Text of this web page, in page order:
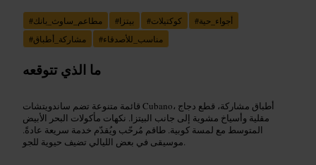
#مطاعم_ساوث_بانك #بيتزا #كوكتيلات #أجواء_حية
#مشاركة_أطباق #مناسب_للأصدقاء
ما الذي تتوقعه
قائمة متنوعة تضم ساندويتشات Cubano، أطباق مشاركة، قطع دجاج
مقلية وأسياخ مشوية إلى جانب البيتزا. نكهات مأكولات البحر الأبيض
المتوسط مع لمسة كوبية. طاقم مُرحّب ويُقدّم خدمة سريعة عادةً.
موسيقى في بعض الليالي تضيف حيوية للجو.